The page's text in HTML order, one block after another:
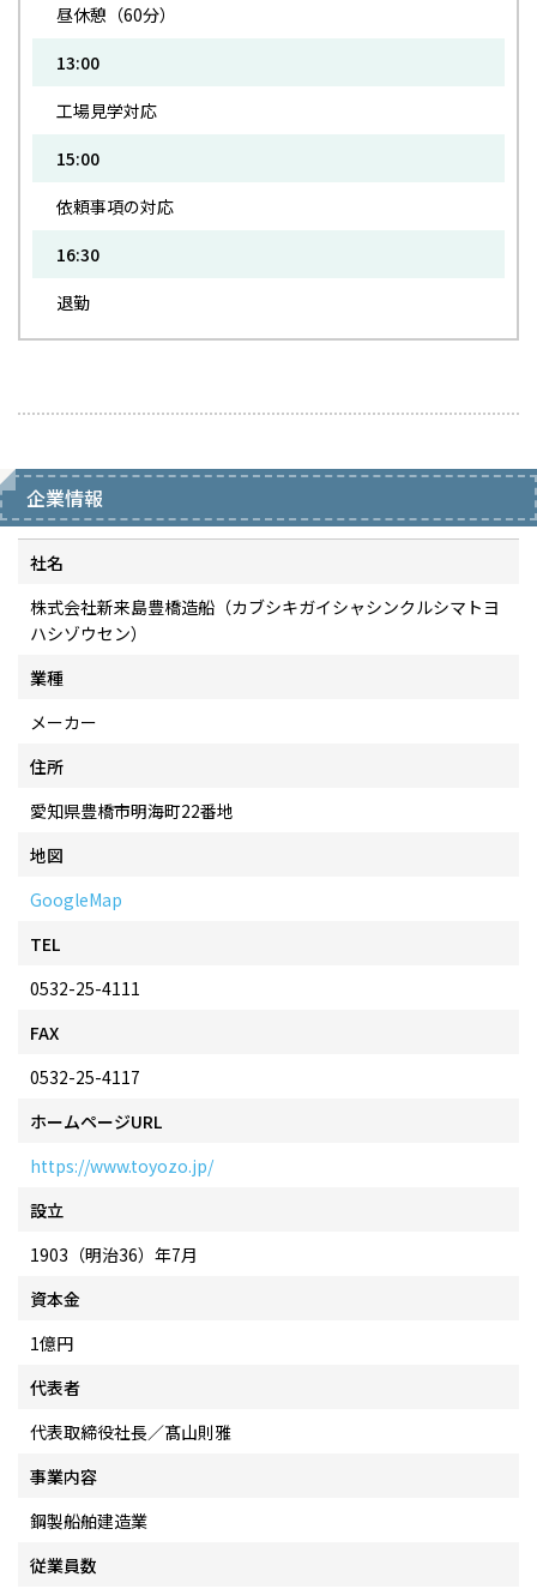
昼休憩（60分）
13:00
工場見学対応
15:00
依頼事項の対応
16:30
退勤
企業情報
社名
株式会社新来島豊橋造船（カブシキガイシャシンクルシマトヨ
ハシゾウセン）
業種
メーカー
住所
愛知県豊橋市明海町22番地
地図
GoogleMap
TEL
0532-25-4111
FAX
0532-25-4117
ホームページURL
https://www.toyozo.jp/
設立
1903（明治36）年7月
資本金
1億円
代表者
代表取締役社長／髙山則雅
事業内容
鋼製船舶建造業
従業員数